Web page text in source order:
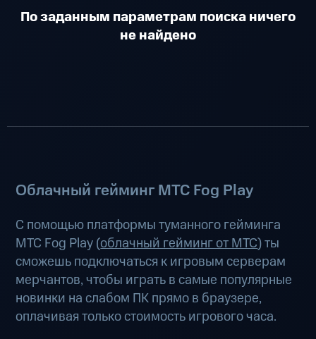
По заданным параметрам поиска ничего
не найдено
Облачный гейминг МТС Fog Play
С помощью платформы туманного гейминга
МТС Fog Play (облачный гейминг от МТС) ты
сможешь подключаться к игровым серверам
мерчантов, чтобы играть в самые популярные
новинки на слабом ПК прямо в браузере,
оплачивая только стоимость игрового часа.